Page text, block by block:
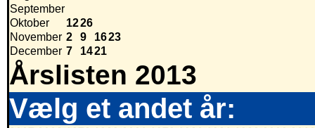
September
Oktober
1226
November 2 9 1623
December 7 1421
Årslisten 2013
Vælg et andet år: